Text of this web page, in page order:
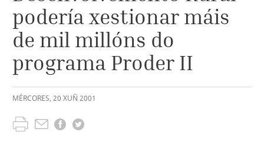
podería xestionar máis
de mil millóns do
programa Proder II
MÉRCORES, 20 XUÑ 2001